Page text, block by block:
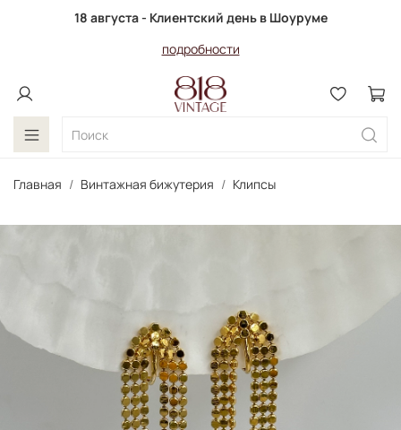
18 августа - Клиентский день в Шоуруме
подробности
Главная Винтажная бижутерия Клипсы